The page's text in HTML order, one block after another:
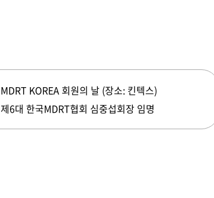
MDRT KOREA 회원의 날 (장소: 킨텍스)
제6대 한국MDRT협회 심중섭회장 임명